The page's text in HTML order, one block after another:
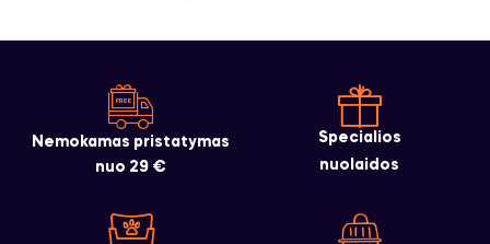
Nemokamas pristatymas
nuo 29 €
Specialios
nuolaidos